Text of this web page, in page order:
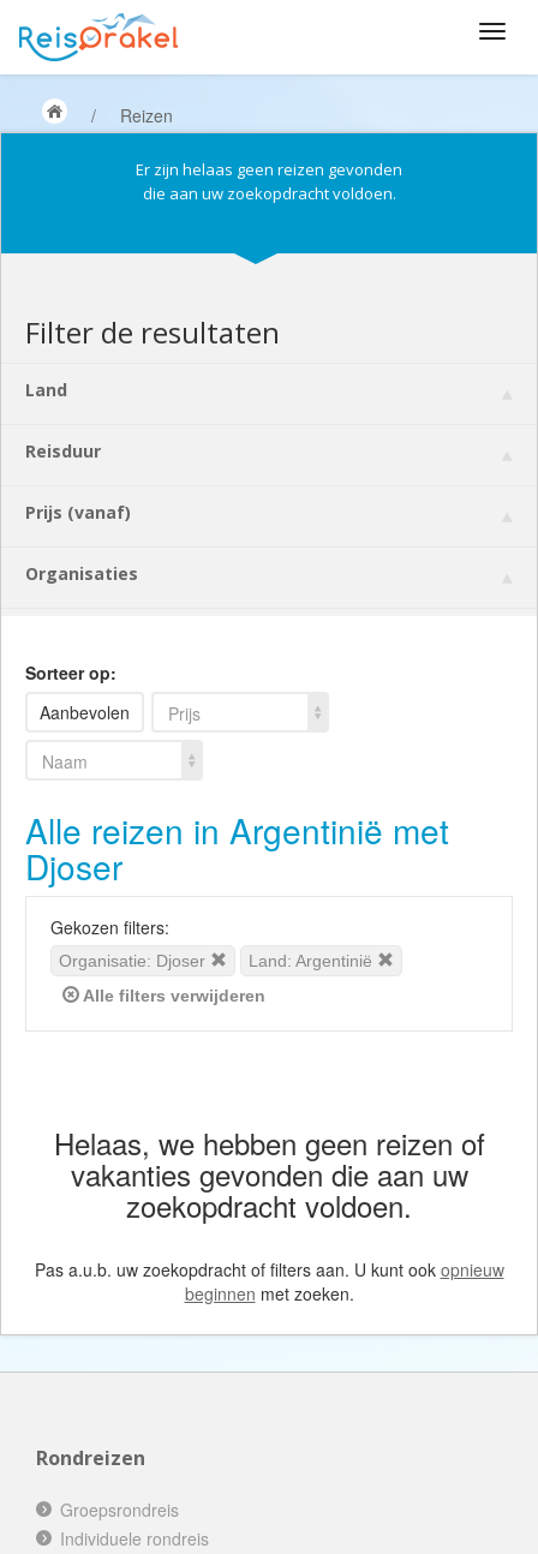
/ Reizen
Er zijn helaas geen reizen gevonden
die aan uw zoekopdracht voldoen.
Filter de resultaten
Land
Reisduur
Prijs (vanaf)
Organisaties
Sorteer op:
Aanbevolen
Prijs
Naam
Alle reizen in Argentinië met
Djoser
Gekozen filters:
Organisatie: Djoser
Land: Argentinië
Alle filters verwijderen
Helaas, we hebben geen reizen of
vakanties gevonden die aan uw
zoekopdracht voldoen.
Pas a.u.b. uw zoekopdracht of filters aan. U kunt ook opnieuw
beginnen met zoeken.
Rondreizen
Groepsrondreis
Individuele rondreis